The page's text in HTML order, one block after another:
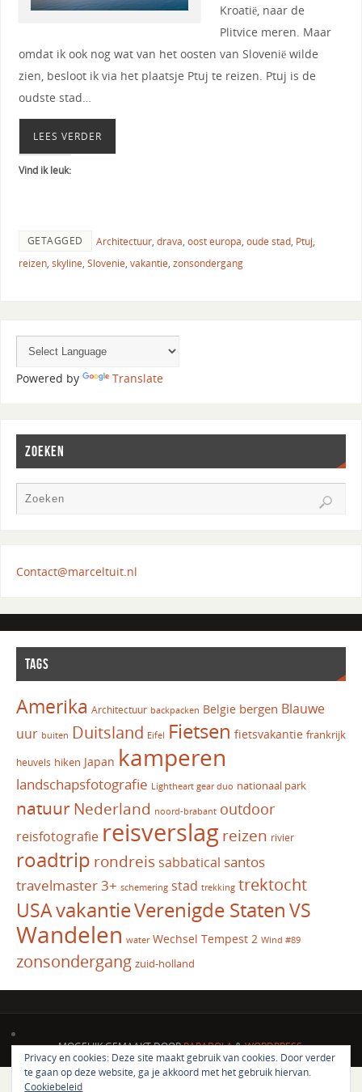
Kroatië, naar de
Plitvice meren. Maar
omdat ik ook nog wat van het oosten van Slovenië wilde
zien, besloot ik via het plaatsje Ptuj te reizen. Ptuj is de
oudste stad…
LEES VERDER
Vind ik leuk:
GETAGGED Architectuur, drava, oost europa, oude stad, Ptuj,
reizen, skyline, Slovenie, vakantie, zonsondergang
Powered by Translate
ZOEKEN
Contact@marceltuit.nl
TAGS
Amerika Architectuur backpacken Belgie bergen Blauwe
uur buiten Duitsland Eifel Fietsen fietsvakantie frankrijk
heuvels hiken Japan kamperen
landschapsfotografie Lightheart gear duo nationaal park
natuur Nederland noord-brabant outdoor
reisfotografie reisverslag reizen rivier
roadtrip rondreis sabbatical santos
travelmaster 3+ schemering stad trekking trektocht
USAvakantieVerenigde StatenVS
Wandelen water Wechsel Tempest 2 Wind #89
zonsondergang zuid-holland
MOGELIJK GEMAAKT DOORPARABOLA&WORDPRESS.
Privacy en cookies: Deze site maakt gebruik van cookies. Door verder
te gaan op deze website, ga je akkoord met het gebruik hiervan.
Cookiebeleid